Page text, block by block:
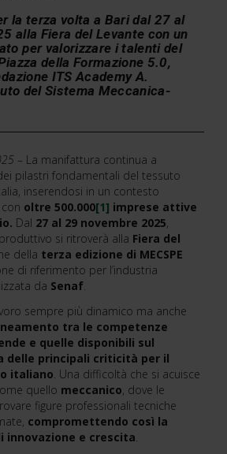
la terza volta a Bari dal 27 al
alla Fiera del Levante con un
per valorizzare i talenti del
della Formazione 5.0,
ITS Academy A.
del Sistema Meccanica-
– La manifattura continua a
pilastri fondamentali del tessuto
inserendosi in un contesto
oltre 500.000[1] imprese attive
Dal 27 al 29 novembre 2025
si ritroverà alla Fiera del
della terza edizione di MECSPE
di riferimento per l’industria
da Senaf
sempre più dinamico ma anche
tra le competenze
e quelle disponibili sul
delle principali criticità per il
italiano. Una difficoltà che si acuisce
quello meccanico, dove le
figure professionali tecniche
compromettendo così la
innovazione e crescita.